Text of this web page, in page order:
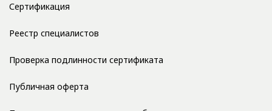
Сертификация
Реестр специалистов
Проверка подлинности сертификата
Публичная оферта